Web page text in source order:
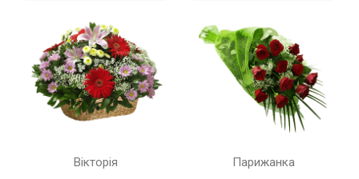
Вікторія
Парижанка